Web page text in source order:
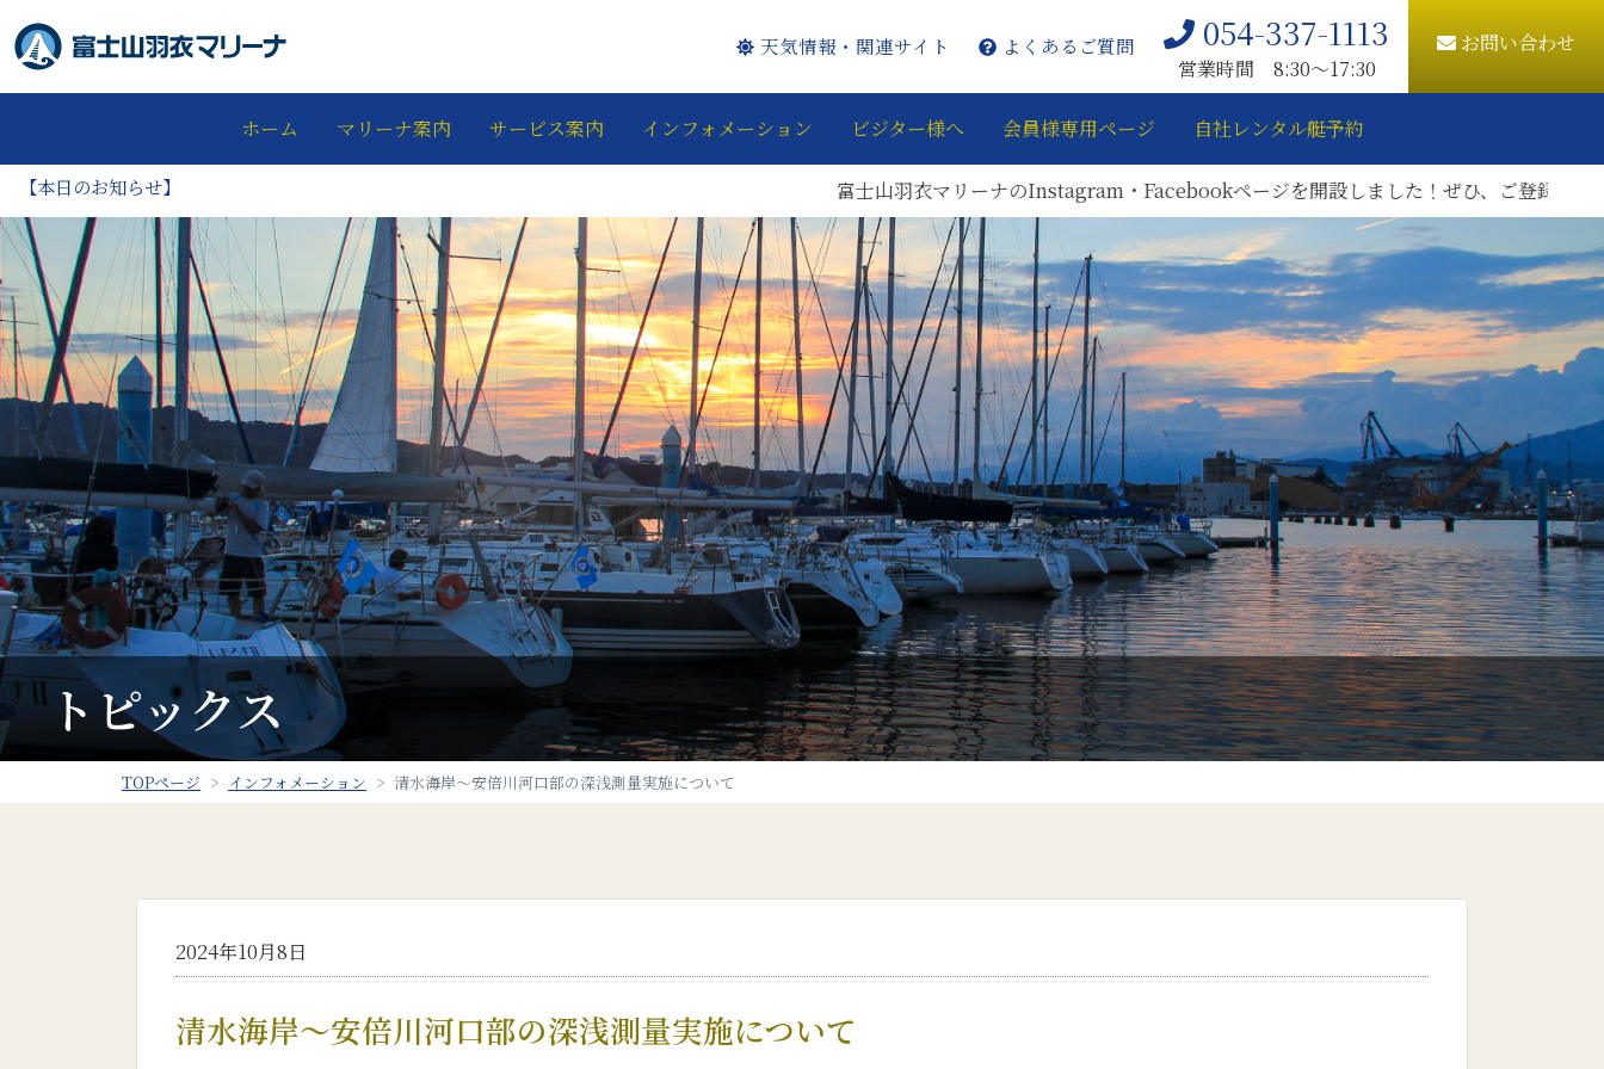
天気情報・関連サイト よくあるご質問 054-337-1113
営業時間 8:30〜17:30
お問い合わせ
ホーム マリーナ案内 サービス案内 インフォメーション ビジター様へ 会員様専用ページ 自社レンタル艇予約
【本日のお知らせ】 富士山羽衣マリーナのInstagram・Facebookページを開設しました！ぜひ、ご登録をお願いいた
トピックス
TOPページ インフォメーション 清水海岸～安倍川河口部の深浅測量実施について
2024年10月8日
清水海岸～安倍川河口部の深浅測量実施について